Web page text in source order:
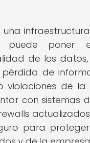
puede poner
de los
pérdida de
violaciones de la
con sistemas
para